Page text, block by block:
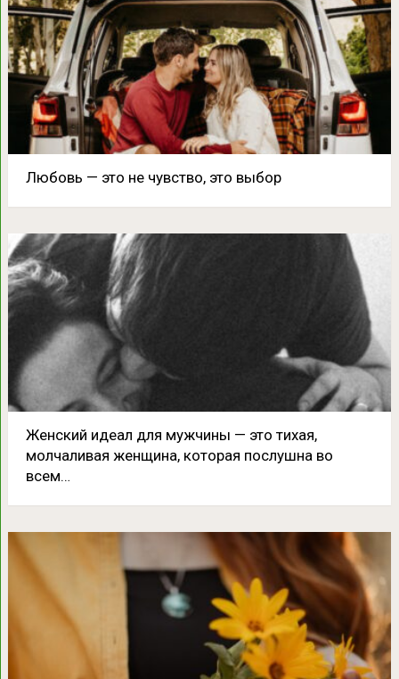
Любовь — это не чувство, это выбор
Женский идеал для мужчины — это тихая,
молчаливая женщина, которая послушна во
всем…